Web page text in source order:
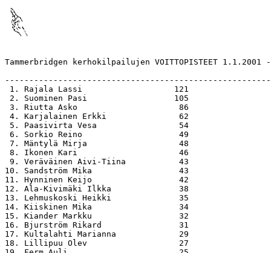
Tammerbridgen kerhokilpailujen VOITTOPISTEET 1.1.2001
1. Rajala Lassi                   121
2. Suominen Pasi                  105
3. Riutta Asko                     86
4. Karjalainen Erkki               62
5. Paasivirta Vesa                 54
6. Sorkio Reino                    49
7. Mäntylä Mirja                   48
8. Ikonen Kari                     46
9. Veräväinen Aivi-Tiina           43
10. Sandström Mika                  43
11. Hynninen Keijo                  42
12. Ala-Kivimäki Ilkka              38
13. Lehmuskoski Heikki              35
14. Kiiskinen Mika                  34
15. Kiander Markku                  32
16. Bjurström Rikard                31
17. Kultalahti Marianna             29
18. Lillipuu Olev                   27